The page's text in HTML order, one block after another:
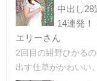
中出し28
14連発！
エリーさん
2回目の紺野ひかる
出す仕草がかわいい